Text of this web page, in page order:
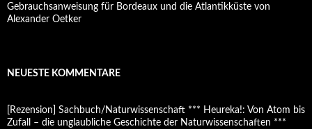
Gebrauchsanweisung für Bordeaux und die Atlantikküste von
Alexander Oetker
NEUESTE KOMMENTARE
[Rezension] Sachbuch/Naturwissenschaft *** Heureka!: Von Atom bis
Zufall – die unglaubliche Geschichte der Naturwissenschaften ***